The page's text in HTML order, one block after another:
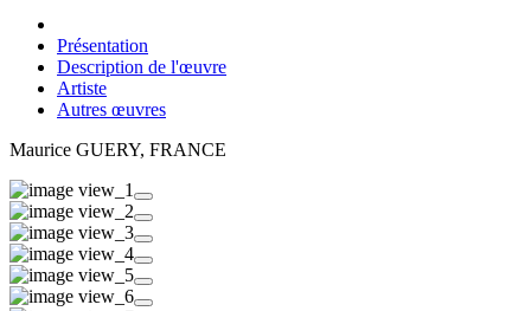
Présentation
Description de l'œuvre
Artiste
Autres œuvres
Maurice GUERY, FRANCE